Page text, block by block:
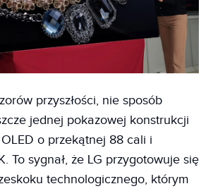
przyszłości, nie sposób
jednej pokazowej konstrukcji
o przekątnej 88 cali i
To sygnał, że LG przygotowuje się
technologicznego, którym